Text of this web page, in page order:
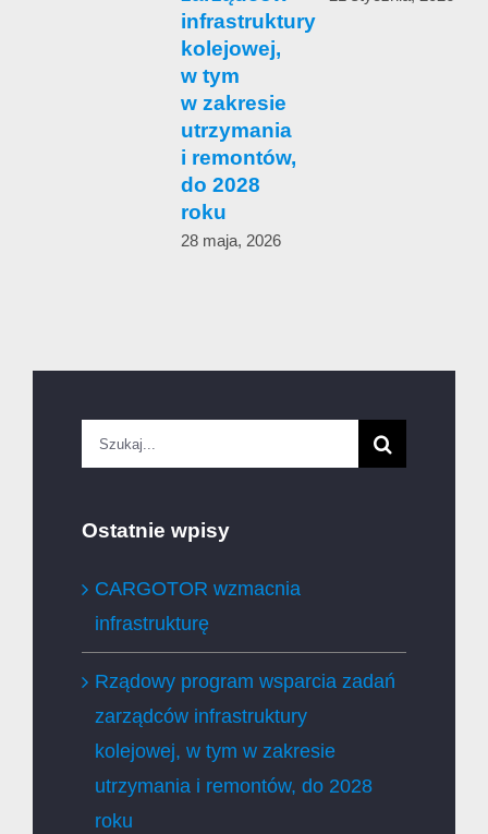
infrastruktury
kolejowej,
w tym
w zakresie
utrzymania
i remontów,
do 2028
roku
28 maja, 2026
Szukaj
Ostatnie wpisy
CARGOTOR wzmacnia
infrastrukturę
Rządowy program wsparcia zadań
zarządców infrastruktury
kolejowej, w tym w zakresie
utrzymania i remontów, do 2028
roku